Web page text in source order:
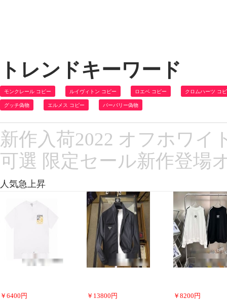
トレンドキーワード
モンクレール コピー ルイヴィトン コピー ロエベ コピー クロムハーツ コ
グッチ偽物 エルメス コピー バーバリー偽物
新作入荷2022 オフホワイ
可選 限定セール新作登場
人気急上昇
￥ 6400 円 ￥ 13800 円 ￥ 8200 円